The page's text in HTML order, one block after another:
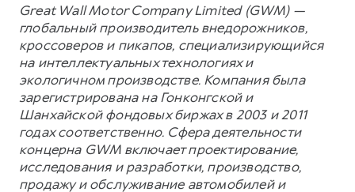
Great Wall Motor Company Limited (GWM) —
глобальный производитель внедорожников,
кроссоверов и пикапов, специализирующийся
на интеллектуальных технологиях и
экологичном производстве. Компания была
зарегистрирована на Гонконгской и
Шанхайской фондовых биржах в 2003 и 2011
годах соответственно. Сфера деятельности
концерна GWM включает проектирование,
исследования и разработки, производство,
продажу и обслуживание автомобилей и